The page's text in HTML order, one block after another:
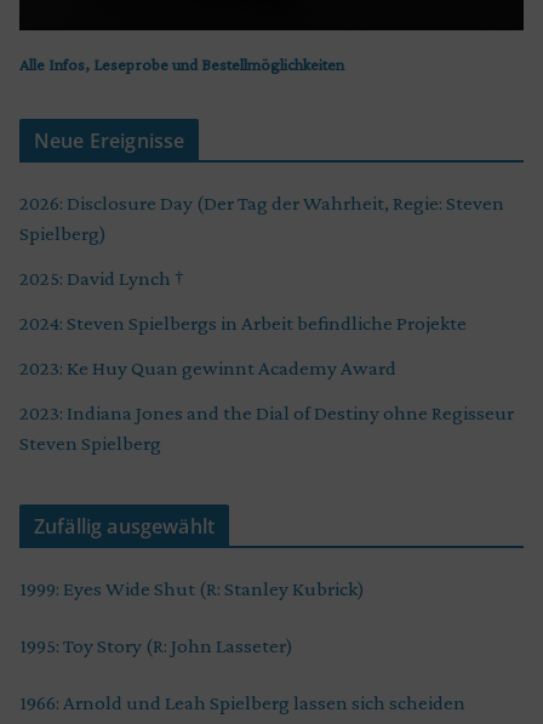
Alle Infos, Leseprobe und Bestellmöglichkeiten
Neue Ereignisse
2026: Disclosure Day (Der Tag der Wahrheit, Regie: Steven
Spielberg)
2025: David Lynch †
2024: Steven Spielbergs in Arbeit befindliche Projekte
2023: Ke Huy Quan gewinnt Academy Award
2023: Indiana Jones and the Dial of Destiny ohne Regisseur
Steven Spielberg
Zufällig ausgewählt
1999: Eyes Wide Shut (R: Stanley Kubrick)
1995: Toy Story (R: John Lasseter)
1966: Arnold und Leah Spielberg lassen sich scheiden